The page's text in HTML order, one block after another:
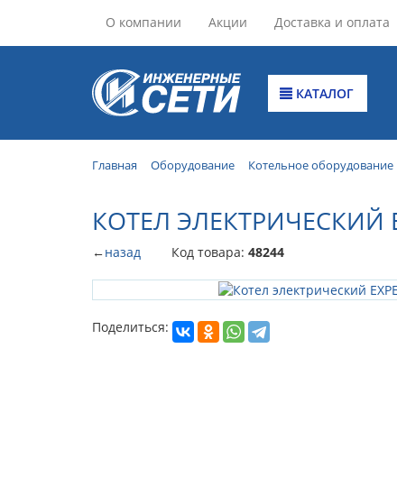
О компании Акции Доставка и оплата
КАТАЛОГ
Главная Оборудование Котельное оборудование
КОТЕЛ ЭЛЕКТРИЧЕСКИЙ
←назад Код товара: 48244
Поделиться: